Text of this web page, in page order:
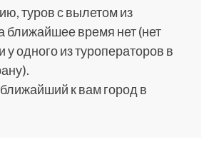
туров с вылетом из
ближайшее время нет (нет
у одного из туроператоров в
к вам город в